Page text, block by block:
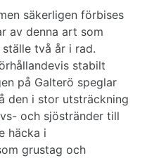
säkerligen förbises
av denna art som
två år i rad.
stabilt
på Galterö speglar
den i stor utsträckning
och sjöstränder till
häcka i
grustag och